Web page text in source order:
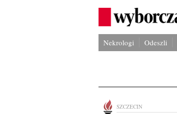
Nekrologi Odeszli
SZCZECIN